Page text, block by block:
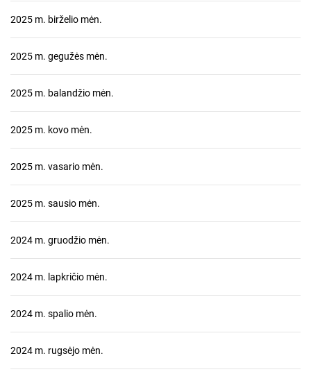
2025 m. birželio mėn.
2025 m. gegužės mėn.
2025 m. balandžio mėn.
2025 m. kovo mėn.
2025 m. vasario mėn.
2025 m. sausio mėn.
2024 m. gruodžio mėn.
2024 m. lapkričio mėn.
2024 m. spalio mėn.
2024 m. rugsėjo mėn.